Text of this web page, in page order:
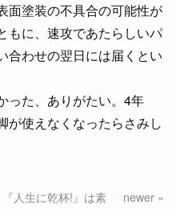
面塗装の不具合の可能性が
もに、速攻であたらしいパ
合わせの翌日には届くとい
った、ありがたい。4年
が使えなくなったらさみし
『人生に乾杯!』は素